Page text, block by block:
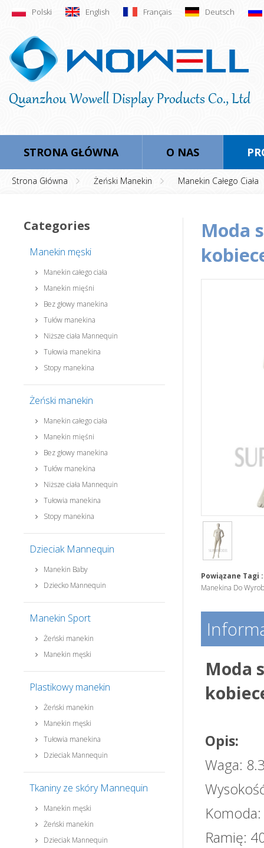
Polski English Français Deutsch
STRONA GŁÓWNA O NAS
Strona Główna Żeński Manekin Manekin Całego Ciała
Categories
Manekin męski
Manekin całego ciała
Manekin mięśni
Bez głowy manekina
Tułów manekina
Niższe ciała Mannequin
Tułowia manekina
Stopy manekina
Żeński manekin
Manekin całego ciała
Manekin mięśni
Bez głowy manekina
Tułów manekina
Niższe ciała Mannequin
Tułowia manekina
Stopy manekina
Dzieciak Mannequin
Manekin Baby
Dziecko Mannequin
Manekin Sport
Żeński manekin
Manekin męski
Plastikowy manekin
Żeński manekin
Manekin męski
Tułowia manekina
Dzieciak Mannequin
Tkaniny ze skóry Mannequin
Manekin męski
Żeński manekin
Dzieciak Mannequin
moda sklep okno wyświetlania błyszczące
Powiązane Tagi :
Manekina Do
Moda
Opis:
Waga:
Ramię: